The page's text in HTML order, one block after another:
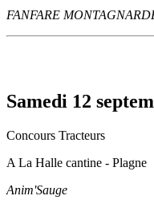
FANFARE
Samedi 12
Concours Tracteurs
A La Halle cantine - Plagne
Anim'Sauge